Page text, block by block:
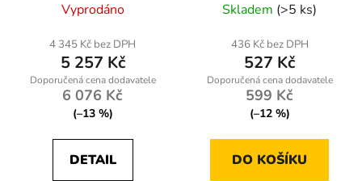
Vyprodáno
4 345 Kč bez DPH
5 257 Kč
6 076 Kč
(–13 %)
DETAIL
Skladem (>5 ks)
436 Kč bez DPH
527 Kč
599 Kč
(–12 %)
DO KOŠÍKU